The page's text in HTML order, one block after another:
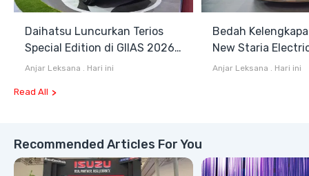
Daihatsu Luncurkan Terios
Special Edition di GIIAS 2026,
Stok Terbatas
Anjar Leksana . Hari ini
Bedah
New Staria
Hybrid yang
Anjar Leksana . Hari ini
Read All
Recommended Articles For You